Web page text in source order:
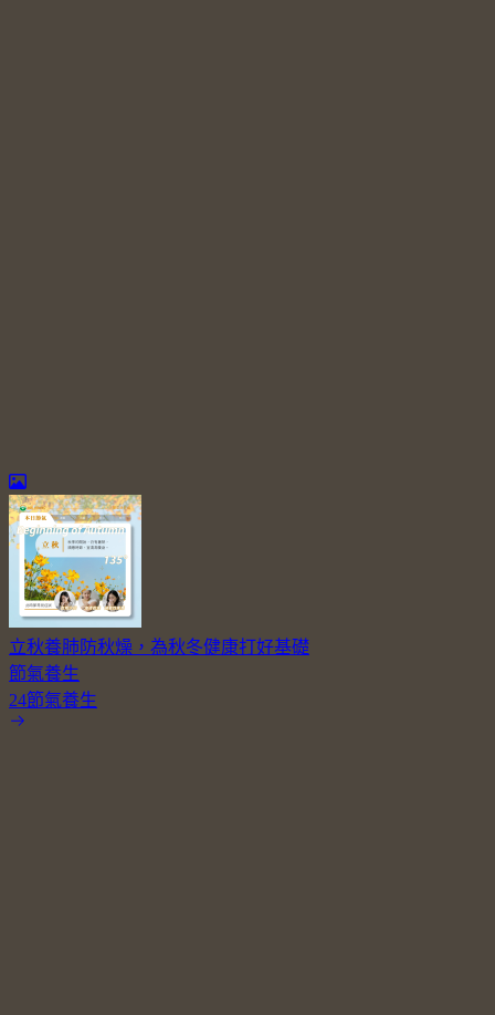
立秋養肺防秋燥，為秋冬健康打好基礎
節氣養生
24節氣養生